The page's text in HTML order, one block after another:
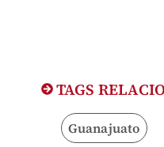
TAGS
Guanajuato